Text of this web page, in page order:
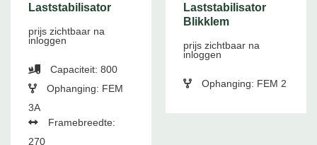
Laststabilisator
prijs zichtbaar na
inloggen
Capaciteit: 800
Ophanging: FEM
3A
Framebreedte:
270
Laststabilisator
Blikklem
prijs zichtbaar na
inloggen
Ophanging: FEM 2